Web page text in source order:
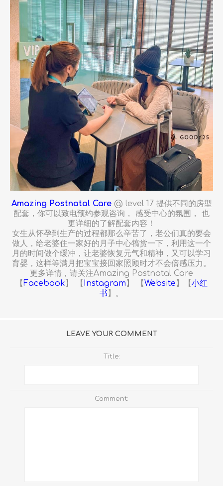
Amazing Postnatal Care@ level 17 提供不同的房型
配套，你可以致电预约参观咨询， 感受中心的氛围， 也
更详细的了解配套内容！
女生从怀孕到生产的过程都那么辛苦了，老公们真的要会
做人，给老婆住一家好的月子中心犒赏一下，利用这一个
月的时间做个缓冲，让老婆恢复元气和精神，又可以学习
育婴，这样等满月把宝宝接回家照顾时才不会倍感压力。
更多详情，请关注Amazing Postnatal Care
【 Facebook 】 【 Instagram 】 【Website 】【小红
书 】。
LEAVE YOUR COMMENT
Title:
Comment: